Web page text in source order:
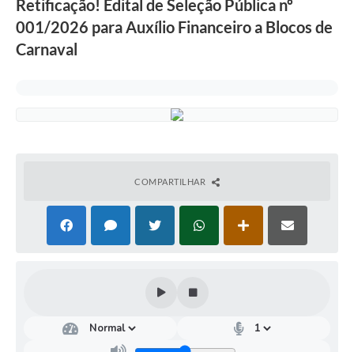
Retificação! Edital de Seleção Pública nº
001/2026 para Auxílio Financeiro a Blocos de
Carnaval
COMPARTILHAR